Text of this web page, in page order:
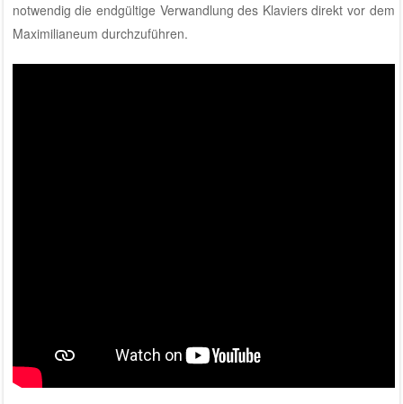
notwendig die endgültige Verwandlung des Klaviers direkt vor dem
Maximilianeum durchzuführen.